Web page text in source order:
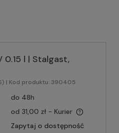
0.15 l | Stalgast,
| Kod produktu: 390405
do 48h
od 31,00 zł - Kurier
Zapytaj o dostępność